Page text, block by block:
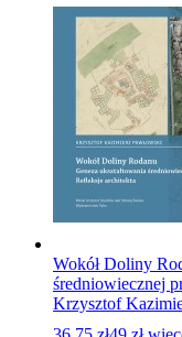
Wokół Doliny
średniowiecznej
Krzysztof